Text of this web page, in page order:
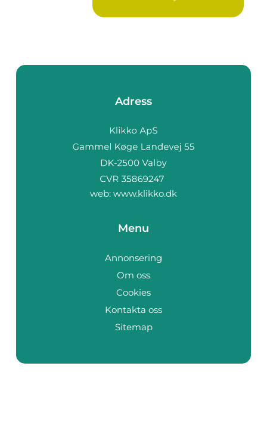
Adress
web: www.klikko.dk
Menu
Annonsering
Om oss
Cookies
Kontakta oss
Sitemap